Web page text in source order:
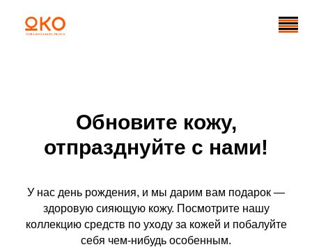
ЮКО
Обновите кожу,
отпразднуйте с нами!
У нас день рождения, и мы дарим вам подарок —
здоровую сияющую кожу. Посмотрите нашу
коллекцию средств по уходу за кожей и побалуйте
себя чем-нибудь особенным.